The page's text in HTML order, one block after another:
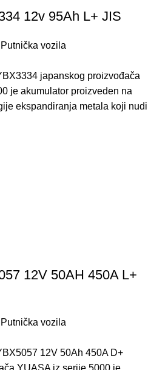
12v 95Ah L+ JIS
Putnička vozila
japanskog proizvođača
je akumulator proizveden na
ekspandiranja metala koji nudi
12V 50AH 450A L+
Putnička vozila
12V 50Ah 450A D+